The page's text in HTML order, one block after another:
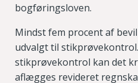
bogføringsloven.
Mindst fem procent af
udvalgt til
stikprøvekontrol kan det
aflægges revideret